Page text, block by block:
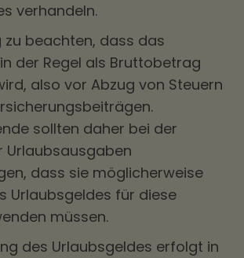
verhandeln.
zu beachten, dass das
der Regel als Bruttobetrag
also vor Abzug von Steuern
sollten daher bei der
Urlaubsausgaben
dass sie möglicherweise
Urlaubsgeldes für diese
müssen.
des Urlaubsgeldes erfolgt in